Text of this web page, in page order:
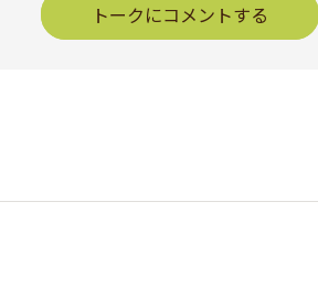
トークにコメントする